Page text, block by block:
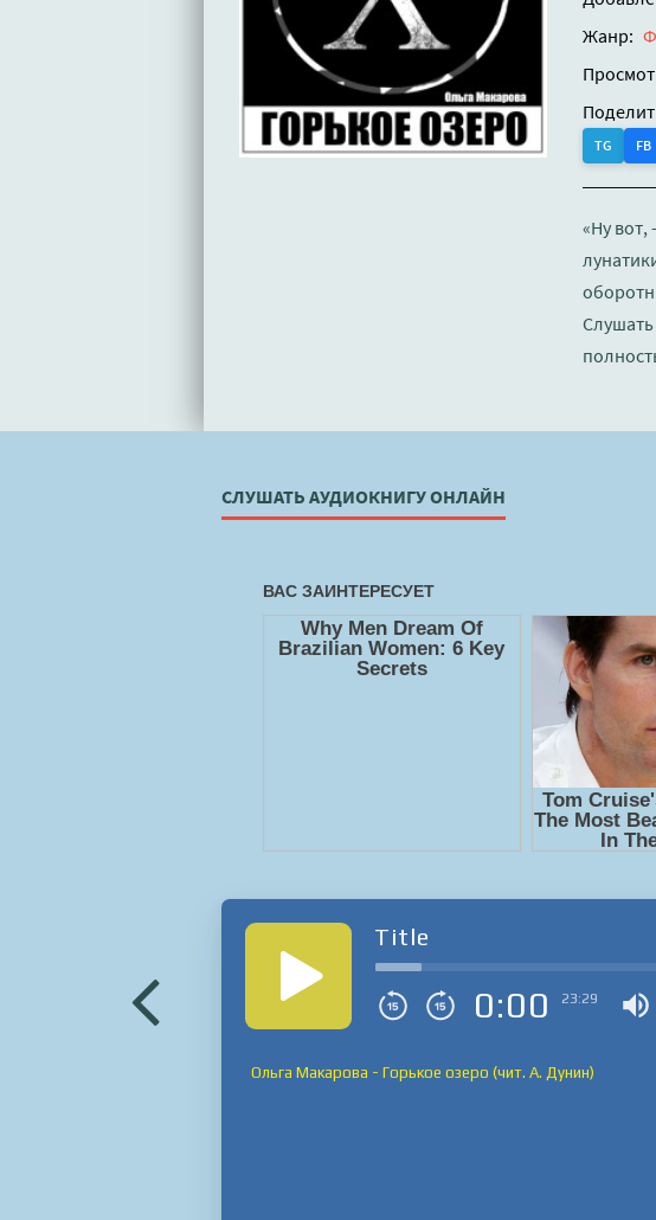
Жанр:
TG FB
«Ну вот,
СЛУШАТЬ АУДИОКНИГУ ОНЛАЙН
Title
0:00 23:29
Ольга Макарова - Горькое озеро (чит. А. Дунин)